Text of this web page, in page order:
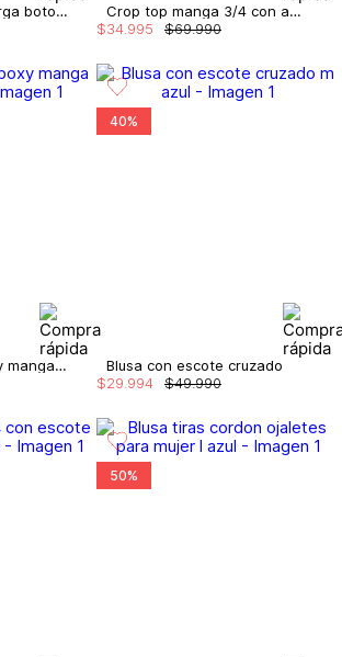
Camisera manga larga botones
Crop top manga 3/4 con amarre en espalda
$69.990
$34 995
Blusa camisera boxy manga larga
40%
Blusa con escote cruzado
$49.990
$29.994
50%